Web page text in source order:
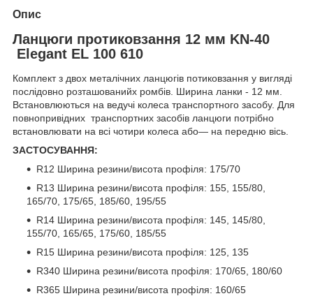
Опис
Ланцюги протиковзання 12 мм KN-40
Elegant EL 100 610
Комплект з двох металічних ланцюгів потиковзання у вигляді
послідовно розташованийх ромбів. Ширина ланки - 12 мм.
Встановлюються на ведучі колеса транспортного засобу. Для
повнопривідних транспортних засобів ланцюги потрібно
встановлювати на всі чотири колеса або— на передню вісь.
ЗАСТОСУВАННЯ:
R12 Ширина резини/висота профіля: 175/70
R13 Ширина резини/висота профіля: 155, 155/80,
165/70, 175/65, 185/60, 195/55
R14 Ширина резини/висота профіля: 145, 145/80,
155/70, 165/65, 175/60, 185/55
R15 Ширина резини/висота профіля: 125, 135
R340 Ширина резини/висота профіля: 170/65, 180/60
R365 Ширина резини/висота профіля: 160/65